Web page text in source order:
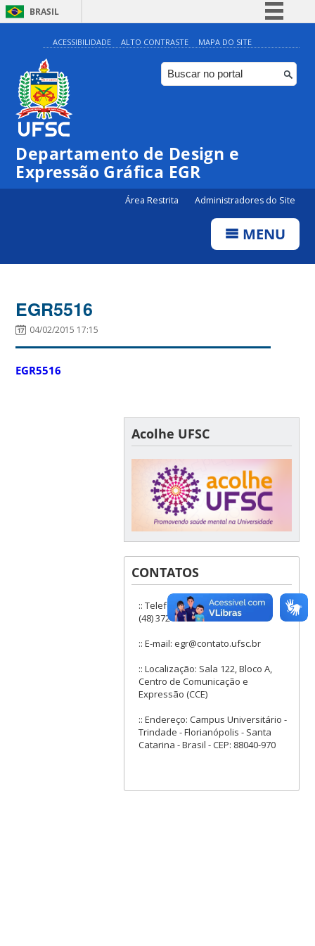
BRASIL
Simplifique!
Comunica BR
Participe
Canais
ACESSIBILIDADE ALTO CONTRASTE MAPA DO SITE
Departamento de Design e
Expressão Gráfica EGR
Área Restrita Administradores do Site
MENU
EGR5516
04/02/2015 17:15
EGR5516
Acolhe UFSC
CONTATOS
:: Telefones: (48) 3721-9285 ou
(48) 3721-6504
:: E-mail: egr@contato.ufsc.br
:: Localização: Sala 122, Bloco A,
Centro de Comunicação e
Expressão (CCE)
:: Endereço: Campus Universitário -
Trindade - Florianópolis - Santa
Catarina - Brasil - CEP: 88040-970